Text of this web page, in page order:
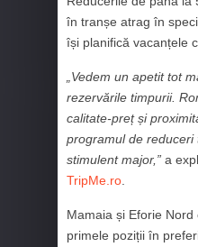
în tranșe atrag în
își planifică vacanțele
„Vedem un apetit tot
rezervările timpurii.
calitate-preț și
programul de reduceri
stimulent major,” a
TripMe.ro
Mamaia și Eforie
primele poziții în